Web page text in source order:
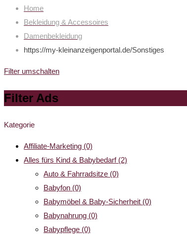
Home
Bekleidung & Accessoires
Damenbekleidung
https://my-kleinanzeigenportal.de/Sonstiges
Filter umschalten
Filter Ads
Kategorie
Affiliate-Marketing (0)
Alles fürs Kind & Babybedarf (2)
Auto & Fahrradsitze (0)
Babyfon (0)
Babymöbel & Baby-Sicherheit (0)
Babynahrung (0)
Babypflege (0)